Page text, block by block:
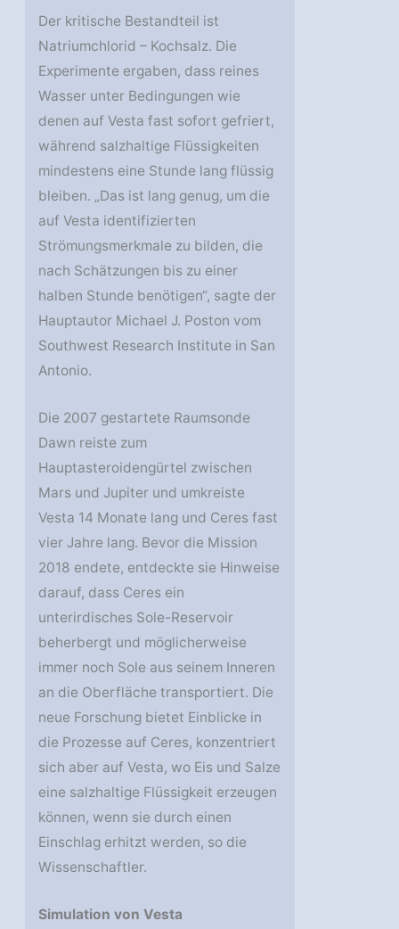
Der kritische Bestandteil ist
Natriumchlorid – Kochsalz. Die
Experimente ergaben, dass reines
Wasser unter Bedingungen wie
denen auf Vesta fast sofort gefriert,
während salzhaltige Flüssigkeiten
mindestens eine Stunde lang flüssig
bleiben. „Das ist lang genug, um die
auf Vesta identifizierten
Strömungsmerkmale zu bilden, die
nach Schätzungen bis zu einer
halben Stunde benötigen“, sagte der
Hauptautor Michael J. Poston vom
Southwest Research Institute in San
Antonio.
Die 2007 gestartete Raumsonde
Dawn reiste zum
Hauptasteroidengürtel zwischen
Mars und Jupiter und umkreiste
Vesta 14 Monate lang und Ceres fast
vier Jahre lang. Bevor die Mission
2018 endete, entdeckte sie Hinweise
darauf, dass Ceres ein
unterirdisches Sole-Reservoir
beherbergt und möglicherweise
immer noch Sole aus seinem Inneren
an die Oberfläche transportiert. Die
neue Forschung bietet Einblicke in
die Prozesse auf Ceres, konzentriert
sich aber auf Vesta, wo Eis und Salze
eine salzhaltige Flüssigkeit erzeugen
können, wenn sie durch einen
Einschlag erhitzt werden, so die
Wissenschaftler.
Simulation von Vesta